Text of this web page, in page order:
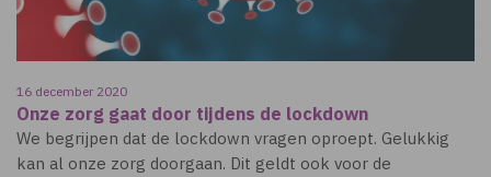
16 december 2020
Onze zorg gaat door tijdens de lockdown
We begrijpen dat de lockdown vragen oproept. Gelukkig
kan al onze zorg doorgaan. Dit geldt ook voor de